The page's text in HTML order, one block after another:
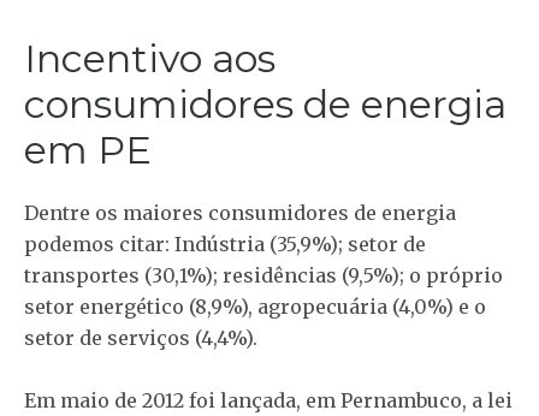
Incentivo aos
consumidores de energia
em PE
Dentre os maiores consumidores de energia
podemos citar: Indústria (35,9%); setor de
transportes (30,1%); residências (9,5%); o próprio
setor energético (8,9%), agropecuária (4,0%) e o
setor de serviços (4,4%).
Em maio de 2012 foi lançada, em Pernambuco, a lei